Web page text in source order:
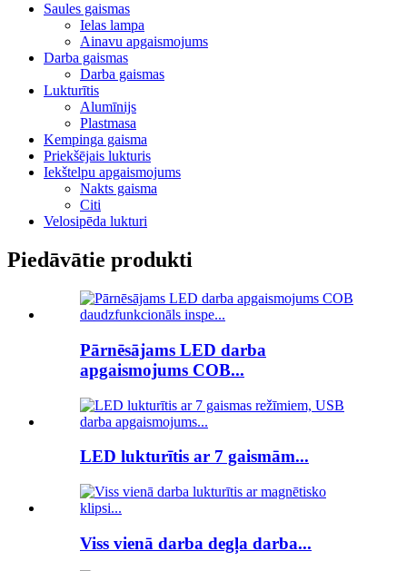
Saules gaismas
Ielas lampa
Ainavu apgaismojums
Darba gaismas
Darba gaismas
Lukturītis
Alumīnijs
Plastmasa
Kempinga gaisma
Priekšējais lukturis
Iekštelpu apgaismojums
Nakts gaisma
Citi
Velosipēda lukturi
Piedāvātie produkti
Pārnēsājams LED darba
apgaismojums COB...
LED lukturītis ar 7 gaismām...
Viss vienā darba degļa darba...